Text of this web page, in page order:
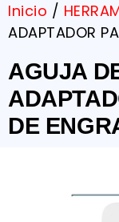
Inicio /
ADAPTADOR
AGUJA
DE